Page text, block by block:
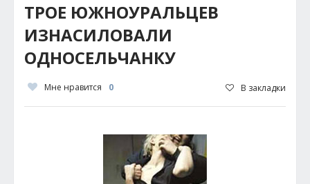
ТРОЕ ЮЖНОУРАЛЬЦЕВ
ИЗНАСИЛОВАЛИ
ОДНОСЕЛЬЧАНКУ
Мне нравится 0 В закладки